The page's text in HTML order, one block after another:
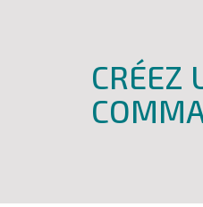
CRÉEZ